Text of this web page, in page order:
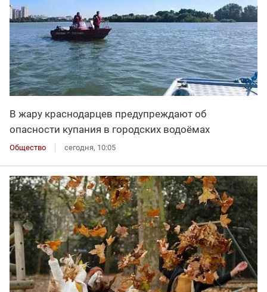
В жару краснодарцев предупреждают об
опасности купания в городских водоёмах
Общество сегодня, 10:05